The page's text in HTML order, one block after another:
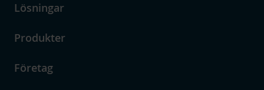
Lösningar
Produkter
Företag